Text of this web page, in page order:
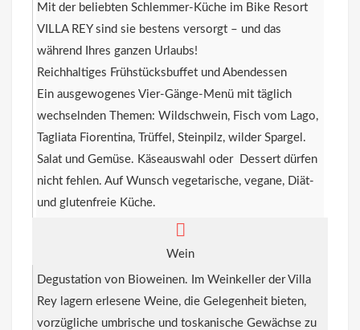
Mit der beliebten Schlemmer-Küche im Bike Resort
VILLA REY sind sie bestens versorgt – und das
während Ihres ganzen Urlaubs!
Reichhaltiges Frühstücksbuffet und Abendessen
Ein ausgewogenes Vier-Gänge-Menü mit täglich
wechselnden Themen: Wildschwein, Fisch vom Lago,
Tagliata Fiorentina, Trüffel, Steinpilz, wilder Spargel.
Salat und Gemüse. Käseauswahl oder Dessert dürfen
nicht fehlen. Auf Wunsch vegetarische, vegane, Diät-
und glutenfreie Küche.
Wein
Degustation von Bioweinen. Im Weinkeller der Villa
Rey lagern erlesene Weine, die Gelegenheit bieten,
vorzügliche umbrische und toskanische Gewächse zu